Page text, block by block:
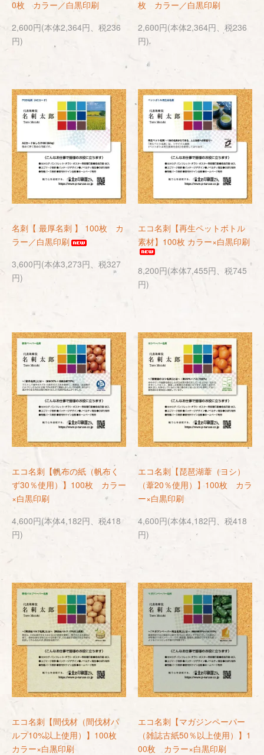
0枚 カラー／白黒印刷
2,600円(本体2,364円、税236
円)
枚 カラー／白黒印刷
2,600円(本体2,364円、税236
円)
名刺【 最厚名刺 】 100枚 カ
ラー／白黒印刷
3,600円(本体3,273円、税327
円)
エコ名刺【再生ペットボトル
素材】100枚 カラー×白黒印刷
8,200円(本体7,455円、税745
円)
エコ名刺【帆布の紙（帆布く
ず30％使用）】100枚 カラー
×白黒印刷
4,600円(本体4,182円、税418
円)
エコ名刺【琵琶湖葦（ヨシ）
（葦20％使用）】100枚 カラ
ー×白黒印刷
4,600円(本体4,182円、税418
円)
エコ名刺【間伐材（間伐材パ
ルプ10%以上使用）】100枚
カラー×白黒印刷
エコ名刺【マガジンペーパー
（雑誌古紙50％以上使用）】1
00枚 カラー×白黒印刷